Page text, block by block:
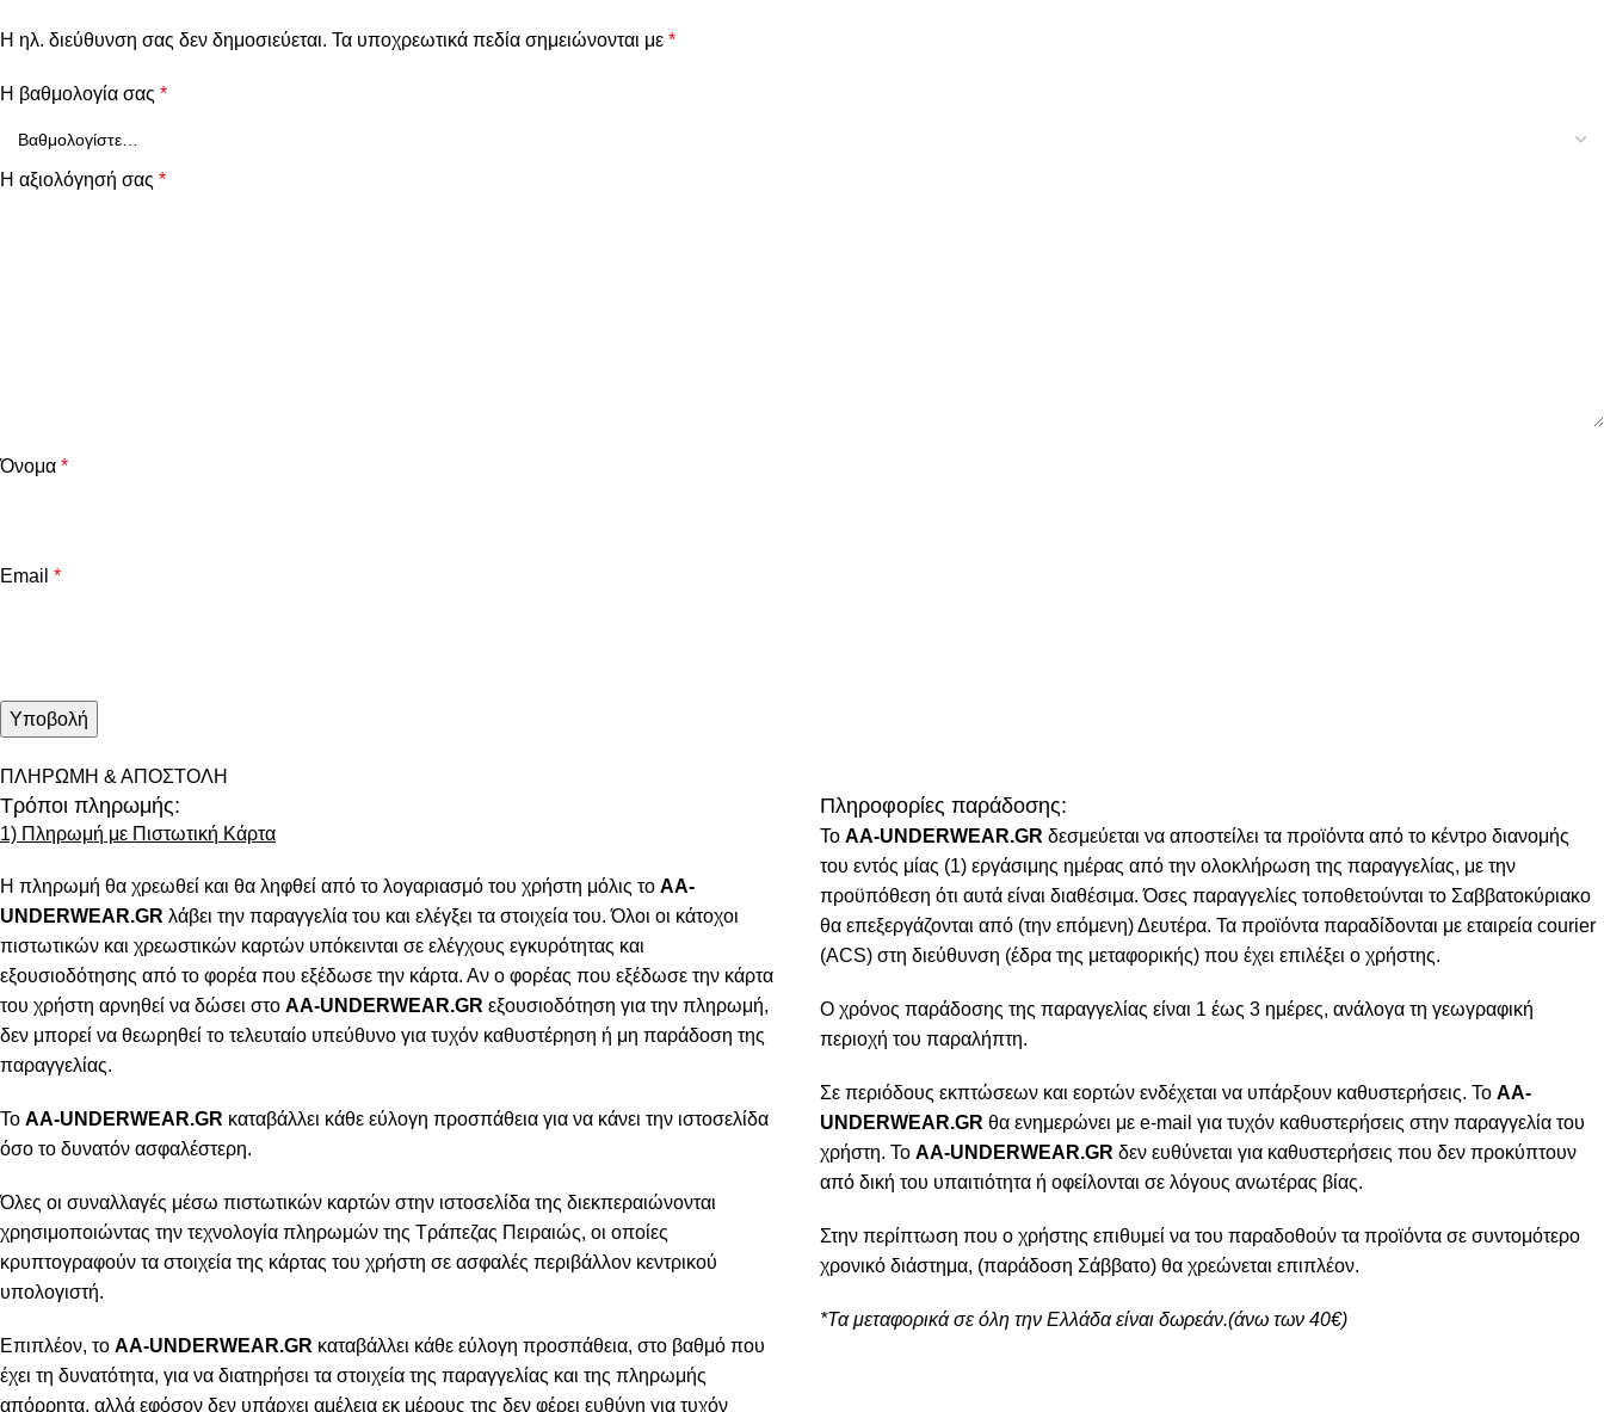
Η ηλ. διεύθυνση σας δεν δημοσιεύεται. Τα υποχρεωτικά πεδία σημειώνονται με *
Η βαθμολογία σας *
Η αξιολόγησή σας *
Όνομα *
Email *
ΠΛΗΡΩΜΗ & ΑΠΟΣΤΟΛΗ
Τρόποι πληρωμής:
1) Πληρωμή με Πιστωτική Κάρτα
Η πληρωμή θα χρεωθεί και θα ληφθεί από το λογαριασμό του χρήστη μόλις το AA-
UNDERWEAR.GR λάβει την παραγγελία του και ελέγξει τα στοιχεία του. Όλοι οι κάτοχοι
πιστωτικών και χρεωστικών καρτών υπόκεινται σε ελέγχους εγκυρότητας και
εξουσιοδότησης από το φορέα που εξέδωσε την κάρτα. Αν ο φορέας που εξέδωσε την κάρτα
του χρήστη αρνηθεί να δώσει στο AA-UNDERWEAR.GR εξουσιοδότηση για την πληρωμή,
δεν μπορεί να θεωρηθεί το τελευταίο υπεύθυνο για τυχόν καθυστέρηση ή μη παράδοση της
παραγγελίας.
Το AA-UNDERWEAR.GR καταβάλλει κάθε εύλογη προσπάθεια για να κάνει την ιστοσελίδα
όσο το δυνατόν ασφαλέστερη.
Όλες οι συναλλαγές μέσω πιστωτικών καρτών στην ιστοσελίδα της διεκπεραιώνονται
χρησιμοποιώντας την τεχνολογία πληρωμών της Τράπεζας Πειραιώς, οι οποίες
κρυπτογραφούν τα στοιχεία της κάρτας του χρήστη σε ασφαλές περιβάλλον κεντρικού
υπολογιστή.
Επιπλέον, το AA-UNDERWEAR.GR καταβάλλει κάθε εύλογη προσπάθεια, στο βαθμό που
έχει τη δυνατότητα, για να διατηρήσει τα στοιχεία της παραγγελίας και της πληρωμής
απόρρητα, αλλά εφόσον δεν υπάρχει αμέλεια εκ μέρους της δεν φέρει ευθύνη για τυχόν
Πληροφορίες παράδοσης:
To AA-UNDERWEAR.GR δεσμεύεται να αποστείλει τα προϊόντα από το κέντρο διανομής
του εντός μίας (1) εργάσιμης ημέρας από την ολοκλήρωση της παραγγελίας, με την
προϋπόθεση ότι αυτά είναι διαθέσιμα. Όσες παραγγελίες τοποθετούνται το Σαββατοκύριακο
θα επεξεργάζονται από (την επόμενη) Δευτέρα. Τα προϊόντα παραδίδονται με εταιρεία courier
(ACS) στη διεύθυνση (έδρα της μεταφορικής) που έχει επιλέξει ο χρήστης.
Ο χρόνος παράδοσης της παραγγελίας είναι 1 έως 3 ημέρες, ανάλογα τη γεωγραφική
περιοχή του παραλήπτη.
Σε περιόδους εκπτώσεων και εορτών ενδέχεται να υπάρξουν καθυστερήσεις. Το AA-
UNDERWEAR.GR θα ενημερώνει με e-mail για τυχόν καθυστερήσεις στην παραγγελία του
χρήστη. Το AA-UNDERWEAR.GR δεν ευθύνεται για καθυστερήσεις που δεν προκύπτουν
από δική του υπαιτιότητα ή οφείλονται σε λόγους ανωτέρας βίας.
Στην περίπτωση που ο χρήστης επιθυμεί να του παραδοθούν τα προϊόντα σε συντομότερο
χρονικό διάστημα, (παράδοση Σάββατο) θα χρεώνεται επιπλέον.
*Τα μεταφορικά σε όλη την Ελλάδα είναι δωρεάν.(άνω των 40€)